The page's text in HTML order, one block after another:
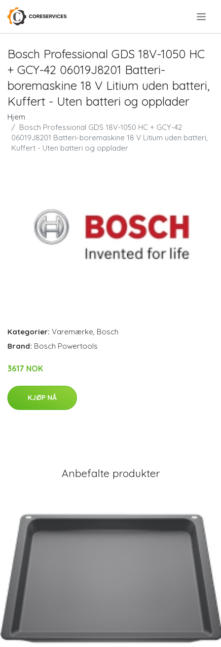
Bosch Professional GDS 18V-1050 HC
+ GCY-42 06019J8201 Batteri-
boremaskine 18 V Litium uden batteri,
Kuffert - Uten batteri og opplader
Hjem
Bosch Professional GDS 18V-1050 HC + GCY-42
06019J8201 Batteri-boremaskine 18 V Litium uden batteri,
Kuffert - Uten batteri og opplader
Kategorier: Varemærke Bosch
Brand: Bosch Powertools
3617 NOK
KJØP NÅ
Anbefalte produkter